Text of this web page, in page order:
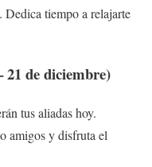
tiempo a relajarte
21 de diciembre)
tus aliadas hoy.
amigos y disfruta el